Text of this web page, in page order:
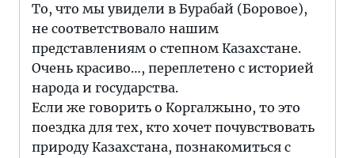
То, что мы увидели в Бурабай (Боровое),
не соответствовало нашим
представлениям о степном Казахстане.
Очень красиво…, переплетено с историей
народа и государства.
Если же говорить о Коргалжыно, то это
поездка для тех, кто хочет почувствовать
природу Казахстана, познакомиться с